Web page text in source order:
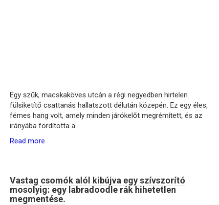
Egy szűk, macskaköves utcán a régi negyedben hirtelen
fülsiketítő csattanás hallatszott délután közepén. Ez egy éles,
fémes hang volt, amely minden járókelőt megrémített, és az
irányába fordította a
Read more
Vastag csomók alól kibújva egy szívszorító
mosolyig: egy labradoodle rák hihetetlen
megmentése.